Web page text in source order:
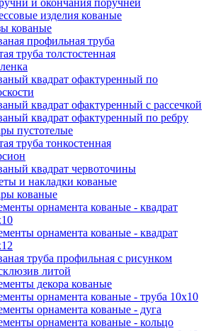
и окончания поручней
изделия кованые
кованые
профильная труба
труба толстостенная
квадрат офактуренный по
квадрат офактуренный с рассечкой
квадрат офактуренный по ребру
пустотелые
труба тонкостенная
квадрат червоточины
и накладки кованые
кованые
орнамента кованые - квадрат
орнамента кованые - квадрат
труба профильная с рисунком
литой
декора кованые
орнамента кованые - труба 10х10
орнамента кованые - дуга
орнамента кованые - кольцо